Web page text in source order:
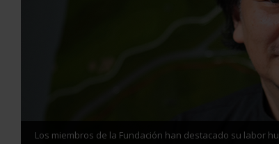
Los miembros de la Fundación han destacado su labor